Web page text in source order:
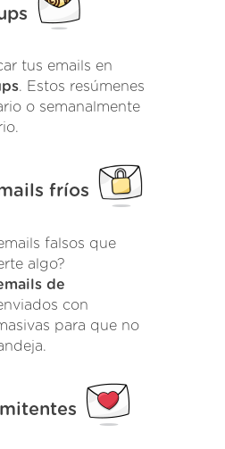
tus emails en
. Estos resúmenes
o semanalmente
fríos
falsos que
algo?
de
con
para que no